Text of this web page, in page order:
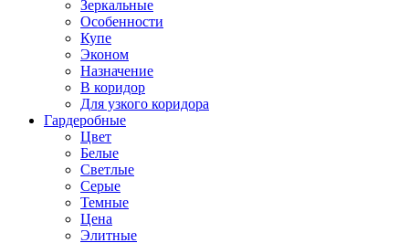
Зеркальные
Особенности
Купе
Эконом
Назначение
В коридор
Для узкого коридора
Гардеробные
Цвет
Белые
Светлые
Серые
Темные
Цена
Элитные